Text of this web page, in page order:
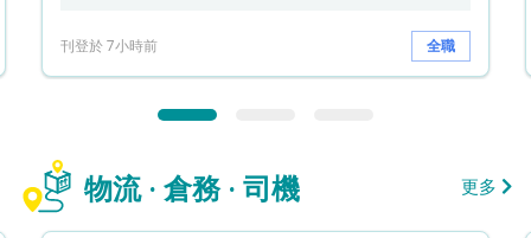
刊登於 7小時前 全職
物流 · 倉務 · 司機 更多